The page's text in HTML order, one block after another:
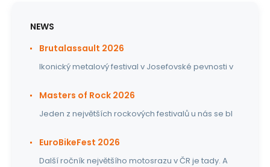
NEWS
Brutalassault 2026
Ikonický metalový festival v Josefovské pevnosti v
Masters of Rock 2026
Jeden z největších rockových festivalů u nás se bl
EuroBikeFest 2026
Další ročník největšího motosrazu v ČR je tady. A